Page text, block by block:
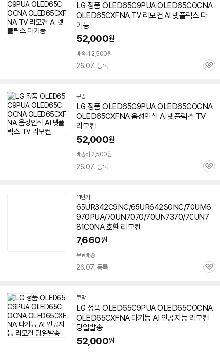
LG 정품 OLED65C9PUA OLED65COCNA
OLED65CXFNA TV 리모컨 AI 넷플릭스 다
기능
52,000원
배송비 2,500원
26.07. 등록
관
쿠팡
LG 정품 OLED65C9PUA OLED65COCNA
OLED65CXFNA 음성인식 AI 넷플릭스 TV
리모컨
52,000원
배송비 2,500원
26.07. 등록
관
11번가
65UR342C9NC/65UR642S0NC/70UM6
970PUA/70UN7070/70UN7370/70UN7
81C0NA 호환 리모컨
7,660원
무료배송
26.07. 등록
관
쿠팡
LG 정품 OLED65C9PUA OLED65COCNA
OLED65CXFNA 다기능 AI 인공지능 리모컨
당일발송
52,000원